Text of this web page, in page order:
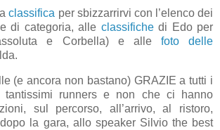
classifica per sbizzarrirvi con l’elenco dei
di categoria, alle classifichedi Edo per
e Corbella) e alle foto delle
(e ancora non bastano) GRAZIE a tutti i
tantissimi runners e non che ci hanno
sul percorso, all’arrivo, al ristoro,
la gara, allo speaker Silvio the best